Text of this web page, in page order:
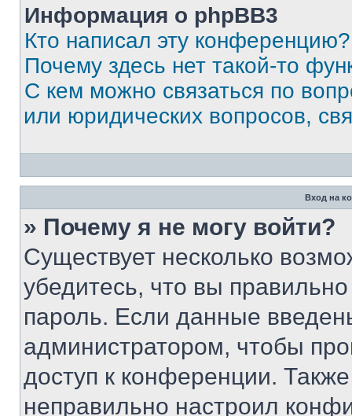
Информация о phpBB3
Кто написал эту конференцию?
Почему здесь нет такой-то
С кем можно связаться по
или юридических вопросов,
Вход на
» Почему я не могу войти?
Существует несколько
убедитесь, что вы
пароль. Если данные
администратором, чтобы
доступ к конференции.
неправильно настроил